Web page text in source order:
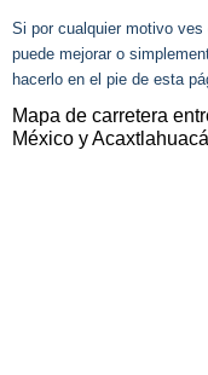
Si por cualquier motivo
puede mejorar o
hacerlo en el pie de esta
Mapa de carretera
México y